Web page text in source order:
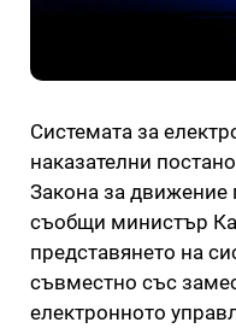
Системата за
наказателни
Закона за движение
съобщи министър
представянето на
съвместно със
електронното